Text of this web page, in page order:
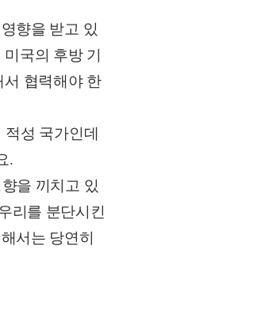
향을 받고 있
국의 후방 기
협력해야 한
성 국가인데
.
을 끼치고 있
리를 분단시킨
서는 당연히